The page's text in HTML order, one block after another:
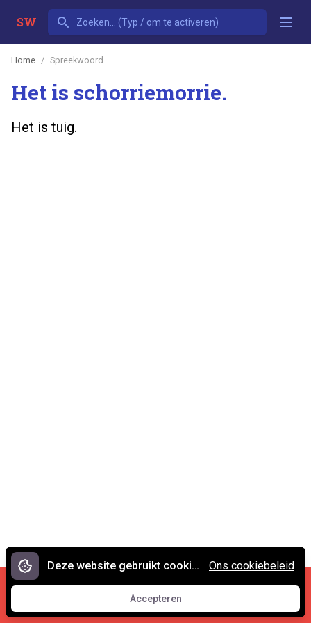
SW
Home Spreekwoord
Het is schorriemorrie.
Het is tuig.
Cookies en privacy •
Contact
© 2007 - 2026 Spreekwoorden.nl
Deze website gebruikt cookies.
Accepteren
Accepteren
Ons cookiebeleid